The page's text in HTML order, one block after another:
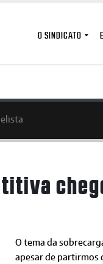
O SINDICATO
O tema da
apesar de partirmos